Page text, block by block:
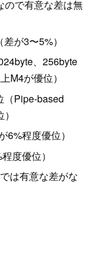
ので有意な差は無
が3〜5%）
、256byte
M4が優位）
（Pipe-based
程度優位）
度優位）
は有意な差がな